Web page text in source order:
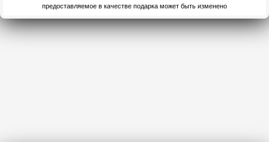
предоставляемое в качестве подарка может быть изменено